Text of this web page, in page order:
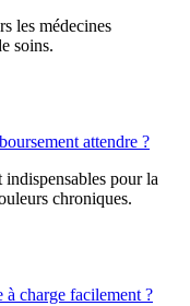
les médecines
soins.
attendre ?
indispensables pour la
chroniques.
à charge facilement ?